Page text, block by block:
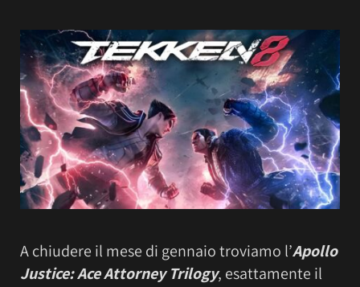
A chiudere il mese di gennaio troviamo l’Apollo
Justice: Ace Attorney Trilogy, esattamente il